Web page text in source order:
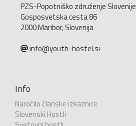
PZS-Popotniško združenje Slovenije
Gosposvetska cesta 86
2000 Maribor, Slovenija
info@youth-hostel.si
Info
Naročilo članske izkaznice
Slovenski Hostli